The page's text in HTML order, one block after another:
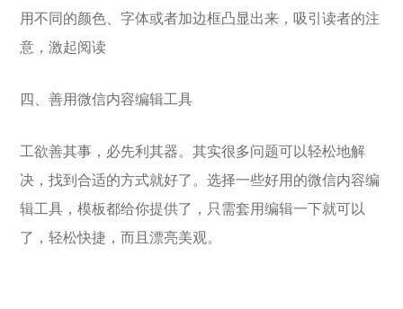
用不同的颜色、字体或者加边框凸显出来，吸引读者的注
意，激起阅读
四、善用微信内容编辑工具
工欲善其事，必先利其器。其实很多问题可以轻松地解
决，找到合适的方式就好了。选择一些好用的微信内容编
辑工具，模板都给你提供了，只需套用编辑一下就可以
了，轻松快捷，而且漂亮美观。